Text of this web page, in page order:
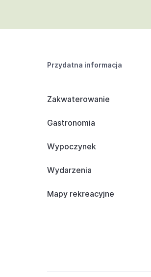
Przydatna informacja
Zakwaterowanie
Gastronomia
Wypoczynek
Wydarzenia
Mapy rekreacyjne